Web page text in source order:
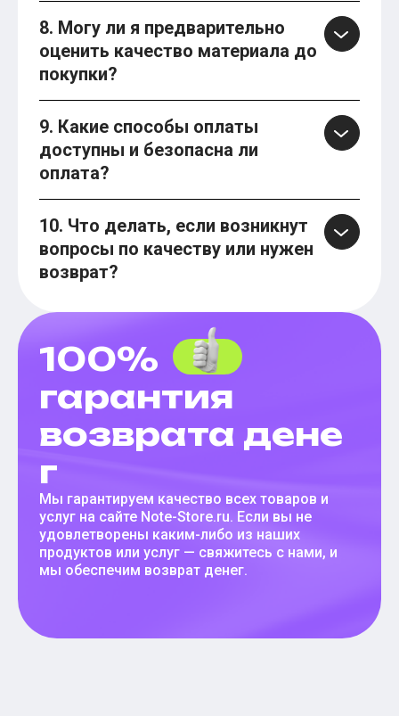
8. Могу ли я предварительно
оценить качество материала до
покупки?
9. Какие способы оплаты
доступны и безопасна ли
оплата?
10. Что делать, если возникнут
вопросы по качеству или нужен
возврат?
100%
гарантия
возврата дене
г
Мы гарантируем качество всех товаров и
услуг на сайте Note-Store.ru. Если вы не
удовлетворены каким-либо из наших
продуктов или услуг — свяжитесь с нами, и
мы обеспечим возврат денег.